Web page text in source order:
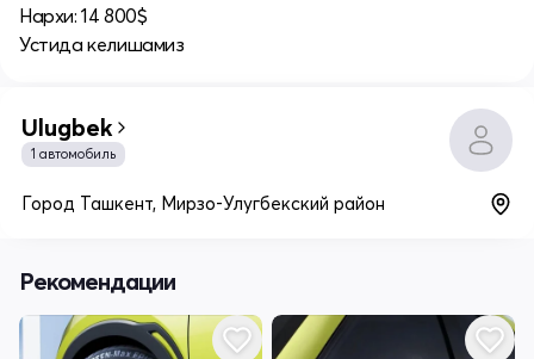
Нархи: 14 800$
Устида келишамиз
Ulugbek
1 автомобиль
Город Ташкент, Мирзо-Улугбекский район
Рекомендации